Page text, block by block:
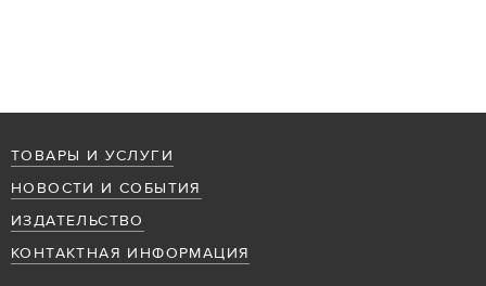
ТОВАРЫ И УСЛУГИ
НОВОСТИ И СОБЫТИЯ
ИЗДАТЕЛЬСТВО
КОНТАКТНАЯ ИНФОРМАЦИЯ